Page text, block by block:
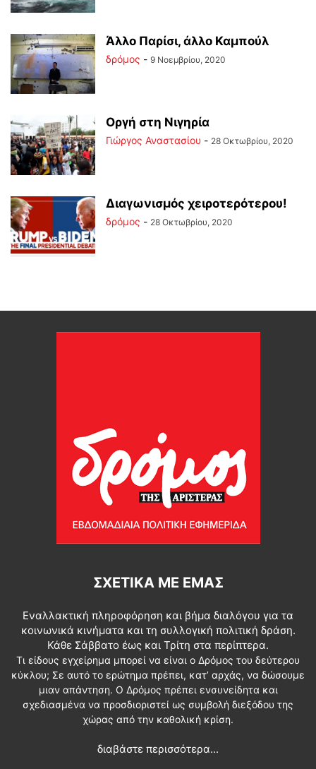
Άλλο Παρίσι, άλλο Καμπούλ
δρόμος - 9 Νοεμβρίου, 2020
Οργή στη Νιγηρία
Γιώργος Αναστασίου - 28 Οκτωβρίου, 2020
Διαγωνισμός χειροτερότερου!
δρόμος - 28 Οκτωβρίου, 2020
ΣΧΕΤΙΚΆ ΜΕ ΕΜΆΣ
Εναλλακτική πληροφόρηση και βήμα διαλόγου για τα
κοινωνικά κινήματα και τη συλλογική πολιτική δράση.
Κάθε Σάββατο έως και Τρίτη στα περίπτερα.
Τι είδους εγχείρημα μπορεί να είναι ο Δρόμος του δεύτερου
κύκλου; Σε αυτό το ερώτημα πρέπει, κατ’ αρχάς, να δώσουμε
μιαν απάντηση. Ο Δρόμος πρέπει ενσυνείδητα και
σχεδιασμένα να προσδιοριστεί ως συμβολή διεξόδου της
χώρας από την καθολική κρίση.
διαβάστε περισσότερα...